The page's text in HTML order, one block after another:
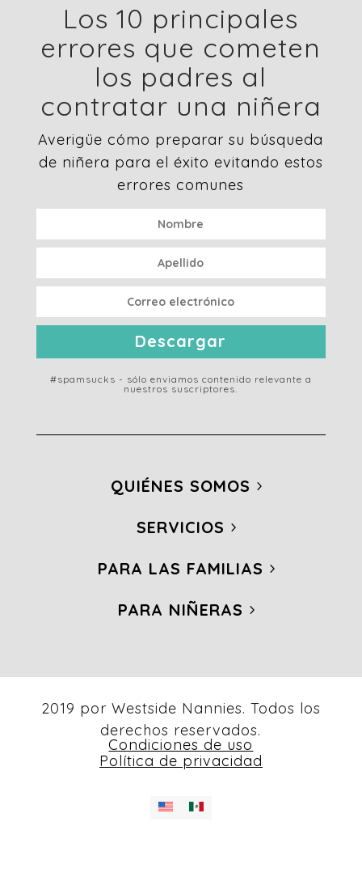
Los 10 principales
errores que cometen
los padres al
contratar una niñera
Averigüe cómo preparar su búsqueda
de niñera para el éxito evitando estos
errores comunes
Descargar
#spamsucks - sólo enviamos contenido relevante a
nuestros suscriptores.
QUIÉNES SOMOS
SERVICIOS
PARA LAS FAMILIAS
PARA NIÑERAS
2019 por Westside Nannies. Todos los
derechos reservados.
Condiciones de uso
Política de privacidad